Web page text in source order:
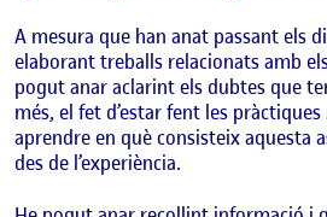
A mesura que han anat passant els
elaborant treballs relacionats amb
pogut anar aclarint els dubtes que
més, el fet d’estar fent les
aprendre en què consisteix aquesta
des de l’experiència.